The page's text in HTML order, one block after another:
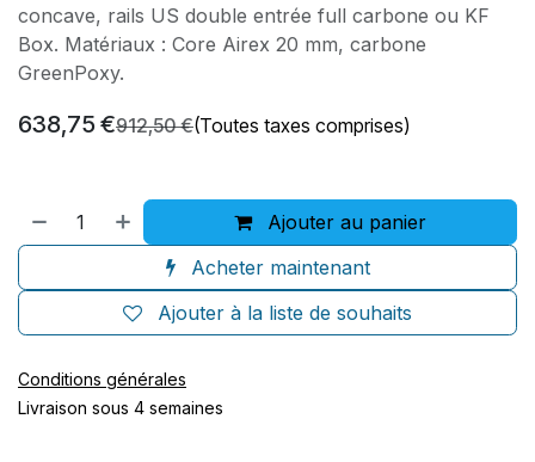
concave, rails US double entrée full carbone ou KF
Box. Matériaux : Core Airex 20 mm, carbone
GreenPoxy.
638,75 €912,50€(Toutes taxes comprises)
Ajouter au panier
Acheter maintenant
Ajouter à la liste de souhaits
Conditions générales
Livraison sous 4 semaines